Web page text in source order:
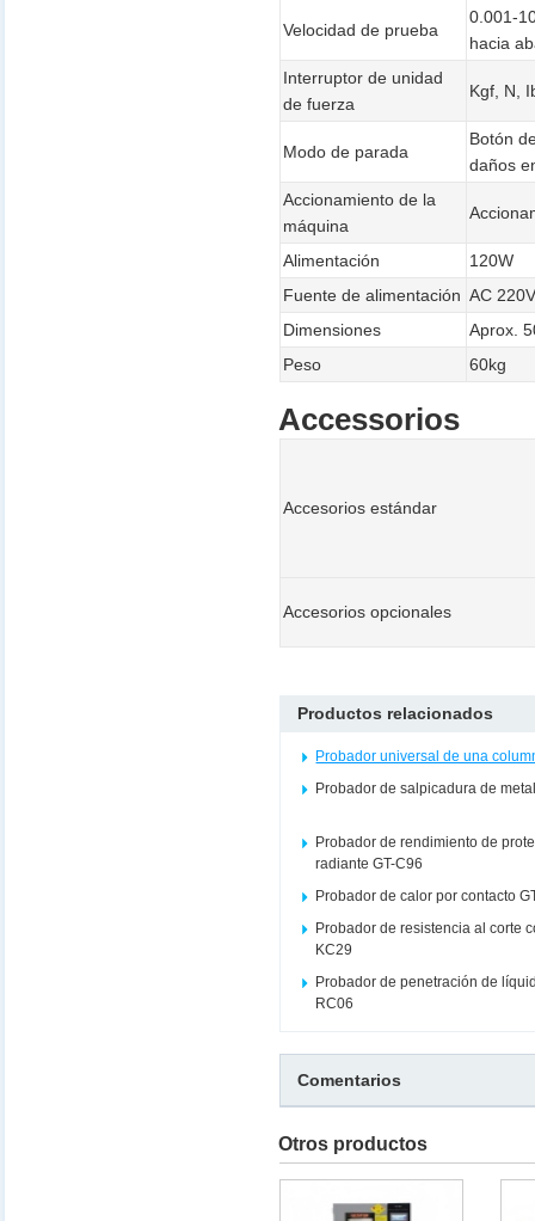
Velocidad de prueba
0.001-
hacia
Interruptor de unidad
de fuerza
Kgf, N,
Modo de parada
Botón
daños
Accionamiento de la
máquina
Alimentación
120W
Fuente de alimentación AC
Dimensiones
Aprox.
Peso
60kg
Accessorios
Accesorios estándar
Accesorios opcionales
Productos relacionados
Probador universal de una
Probador de salpicadura de
Probador de rendimiento de
radiante GT-C96
Probador de calor por contacto
Probador de resistencia al corte
KC29
Probador de penetración de
RC06
Comentarios
Otros productos